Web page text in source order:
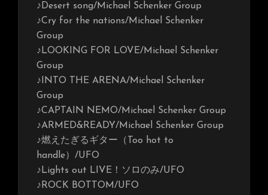
♪Desert song/Michael Schenker Group
♪Cry for the nations/Michael Schenker
Group
♪LOOKING FOR LOVE/Michael Schenker
Group
♪INTO THE ARENA/Michael Schenker
Group
♪CAPTAIN NEMO/Michael Schenker Group
♪ARMED&READY/Michael Schenker Group
♪燃えたぎるギター（Too hot to
handle）/UFO
♪Lights out LIVE！ソロのみ/UFO
♪ROCK BOTTOM/UFO